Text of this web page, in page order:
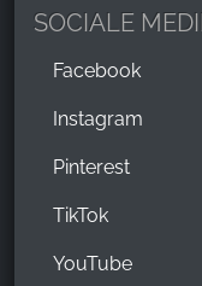
SOCIALE
Facebook
Instagram
Pinterest
TikTok
YouTube